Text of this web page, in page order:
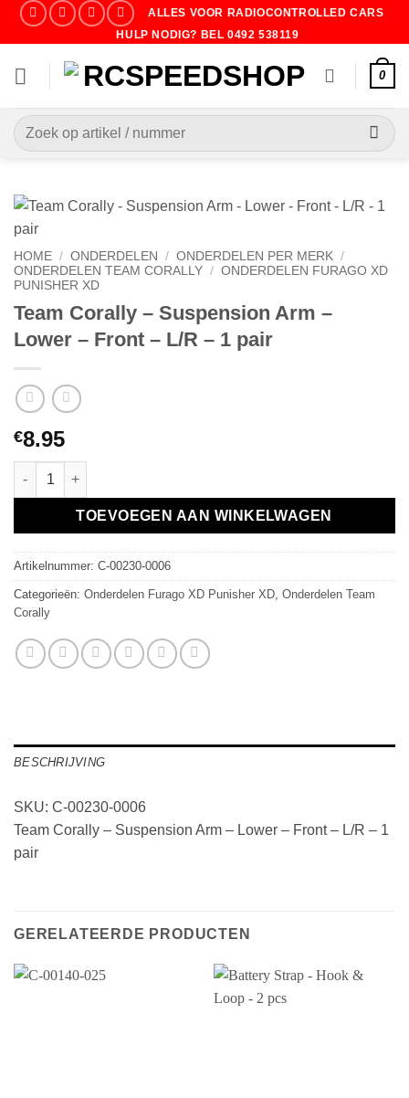
ALLES VOOR RADIOCONTROLLED CARS
HULP NODIG? BEL 0492 538119
0
Zoeken
naar:
HOME / ONDERDELEN / ONDERDELEN PER MERK /
ONDERDELEN TEAM CORALLY / ONDERDELEN FURAGO XD
PUNISHER XD
Team Corally – Suspension Arm –
Lower – Front – L/R – 1 pair
€8.95
Team Corally - Suspension Arm - Lower - Front - L/R - 1 pair
TOEVOEGEN AAN WINKELWAGEN
Artikelnummer: C-00230-0006
Categorieën: Onderdelen Furago XD Punisher XD, Onderdelen Team
Corally
BESCHRIJVING
SKU: C-00230-0006
Team Corally – Suspension Arm – Lower – Front – L/R – 1
pair
GERELATEERDE PRODUCTEN